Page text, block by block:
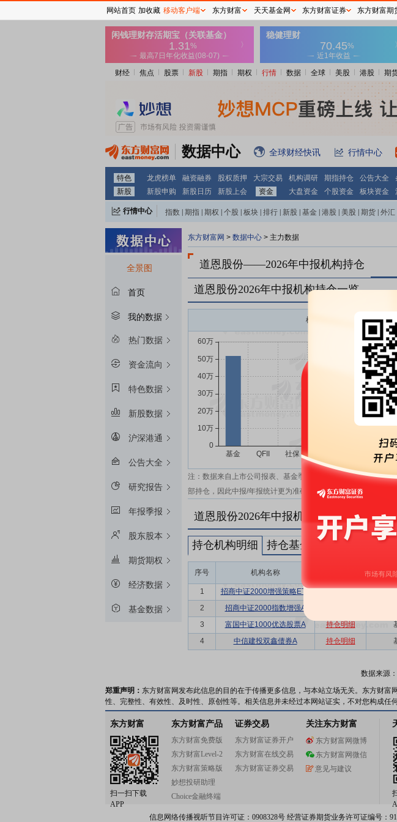
财经 焦点 股票 新股 期指 期权 行情 数据 全球 美股 港股 期
数据中心 全球财经快讯 行情中心
特色 龙虎榜单 融资融券 股权质押 大宗交易 机构调研 期指持仓 公告大全
新股
新股申购 新股日历 新股上会 资金 大盘资金 个股资金 板块资金
行情中心 指数 期指 期权 个股 板块 排行 新股 基金 港股 美股 期货 外汇
全景图
首页
我的数据
热门数据
资金流向
特色数据
新股数据
沪深港通
公告大全
研究报告
年报季报
股东股本
期货期权
经济数据
基金数据
东方财富网 > 数据中心 > 主力数据
道恩股份——2026年中报机构持仓
道恩股份2026年中报机构持仓一览
机构持股(万)
注：数据来自上市公司报表、基金季报、半年报和基金年报；
部持仓，因此中报/年报统计更为准确。
道恩股份2026年中报机构持仓明细
持仓机构明细 持仓基金明细
序号 机构名称 机
1 招商中证2000增强策略ETF
2
招商中证2000指数增强A
3
富国中证1000优选股票A 持仓明细
4
中信建投双鑫债券A 持仓明细
数据来源：
郑重声明： 东方财富网发布此信息的目的在于传播更多信息，与本站立场无关。东方财
性、完整性、有效性、及时性、原创性等。相关信息并未经过本网站证实，不对您构成任
东方财富
扫一扫下载
APP
东方财富产品
东方财富免费版
东方财富Level-2
东方财富策略版
妙想投研助理
Choice金融终端
证券交易
东方财富证券开户
东方财富在线交易
东方财富证券交易
关注东方财富
东方财富网微博
东方财富网微信
意见与建议
信息网络传播视听节目许可证：0908328号 经营证券期货业务许可证编号：
网站首页 加收藏 移动客户端 东方财富 天天基金网 东方财富证券 东方财富期